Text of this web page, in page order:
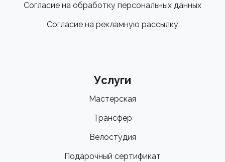
Согласие на обработку персональных данных
Согласие на рекламную рассылку
Услуги
Мастерская
Трансфер
Велостудия
Подарочный сертификат